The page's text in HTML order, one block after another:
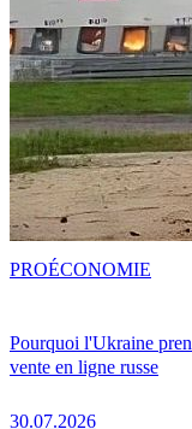
Pourquoi l'Ukraine
vente en ligne russe
30.07.2026
PROÉCONOMIE